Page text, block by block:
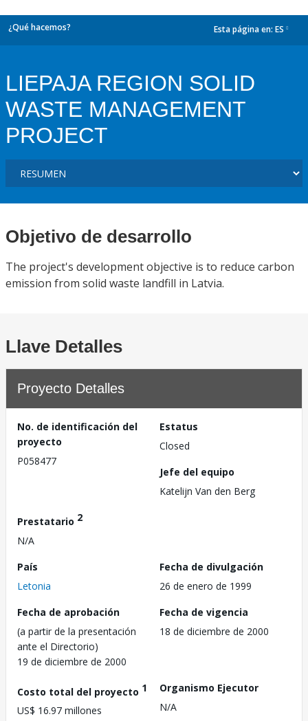
¿Qué hacemos? Esta página en: ES
LIEPAJA REGION SOLID
WASTE MANAGEMENT
PROJECT
Objetivo de desarrollo
The project's development objective is to reduce carbon
emission from solid waste landfill in Latvia.
Llave Detalles
Proyecto Detalles
No. de identificación del
proyecto
P058477
Estatus
Closed
Jefe del equipo
Katelijn Van den Berg
Prestatario 2
N/A
País
Letonia
Fecha de divulgación
26 de enero de 1999
Fecha de aprobación
(a partir de la presentación
ante el Directorio)
19 de diciembre de 2000
Fecha de vigencia
18 de diciembre de 2000
Costo total del proyecto 1
US$ 16.97 millones
Organismo Ejecutor
N/A